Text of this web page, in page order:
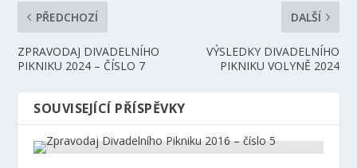
PŘEDCHOZÍ
ZPRAVODAJ DIVADELNÍHO
PIKNIKU 2024 – ČÍSLO 7
DALŠÍ
VÝSLEDKY DIVADELNÍHO
PIKNIKU VOLYNĚ 2024
SOUVISEJÍCÍ PŘÍSPĚVKY